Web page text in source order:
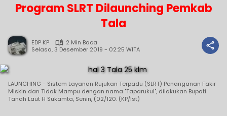
Program SLRT Dilaunching Pemkab
Tala
EDP KP
2 Min Baca
Selasa, 3 Desember 2019 - 02:25 WITA
LAUNCHING - Sistem Layanan Rujukan Terpadu (SLRT) Penanganan Fakir
Miskin dan Tidak Mampu dengan nama "Taparukul", dilakukan Bupati
Tanah Laut H Sukamta, Senin, (02/120. (KP/Ist)